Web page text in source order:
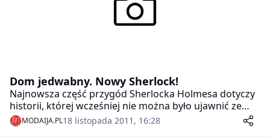
Dom jedwabny. Nowy Sherlock!
Najnowsza część przygód Sherlocka Holmesa dotyczy
historii, której wcześniej nie można było ujawnić ze
względu na charakter sprawy i pozycję zamieszanych
w nią osób.
MODAIJA.PL18 listopada 2011, 16:28